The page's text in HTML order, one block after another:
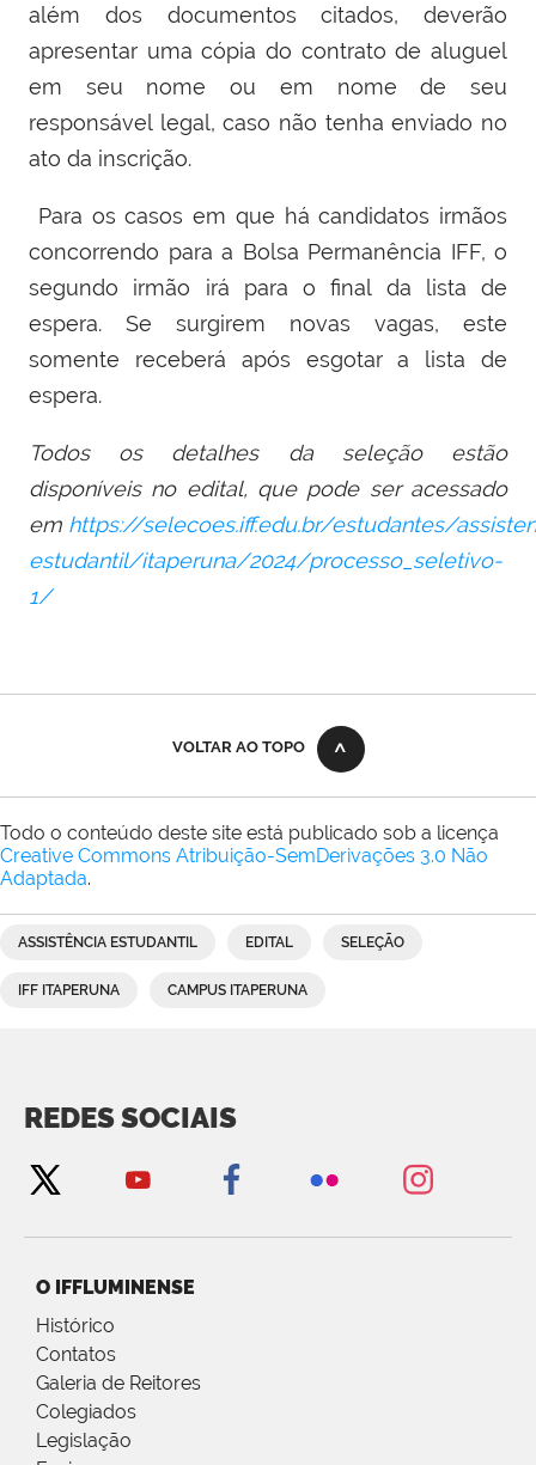
além dos documentos citados, deverão
apresentar uma cópia do contrato de aluguel
em seu nome ou em nome de seu
responsável legal, caso não tenha enviado no
ato da inscrição.
Para os casos em que há candidatos irmãos
concorrendo para a Bolsa Permanência IFF, o
segundo irmão irá para o final da lista de
espera. Se surgirem novas vagas, este
somente receberá após esgotar a lista de
espera.
Todos os detalhes da seleção estão
disponíveis no edital, que pode ser acessado
em https://selecoes.iff.edu.br/estudantes/
estudantil/itaperuna/2024/processo_seletivo-
1/
VOLTAR AO TOPO
Todo o conteúdo deste site está publicado sob a licença
Creative Commons Atribuição-SemDerivações 3.0 Não
Adaptada.
ASSISTÊNCIA ESTUDANTIL EDITAL SELEÇÃO
IFF ITAPERUNA CAMPUS ITAPERUNA
REDES SOCIAIS
O IFFLUMINENSE
Histórico
Contatos
Galeria de Reitores
Colegiados
Legislação